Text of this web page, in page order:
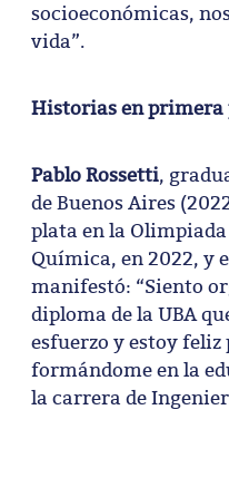
socioeconómicas,
vida”.
Historias en primera
Pablo Rossetti,
de Buenos Aires
plata en la
Química, en 2022, y
manifestó: “Siento
diploma de la UBA
esfuerzo y estoy
formándome en la
la carrera de